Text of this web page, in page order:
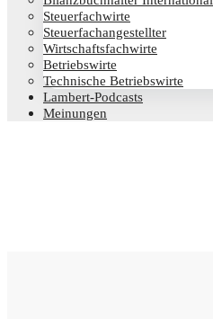
Steu­er­fach­wir­te
Steu­er­fach­an­ge­stell­ter
Wirt­schafts­fach­wir­te
Betriebs­wir­te
Tech­ni­sche Betriebswirte
Lam­­bert-Pod­­casts
Mei­nun­gen